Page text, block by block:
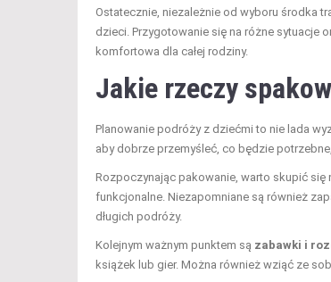
Ostatecznie, niezależnie od wyboru środka
dzieci. Przygotowanie się na różne sytuacje
komfortowa dla całej rodziny.
Jakie rzeczy
Planowanie podróży z dziećmi to nie lada
aby dobrze przemyśleć, co będzie
Rozpoczynając pakowanie, warto skupić się
funkcjonalne. Niezapomniane są również
długich podróży.
Kolejnym ważnym punktem są zabawki i
książek lub gier. Można również wziąć ze